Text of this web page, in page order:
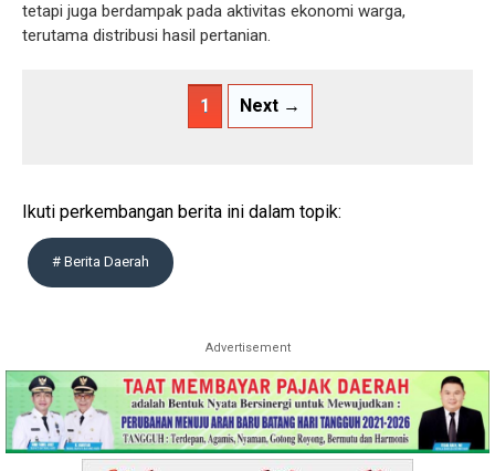
tetapi juga berdampak pada aktivitas ekonomi warga,
terutama distribusi hasil pertanian.
1 Next →
Ikuti perkembangan berita ini dalam topik:
# Berita Daerah
Advertisement